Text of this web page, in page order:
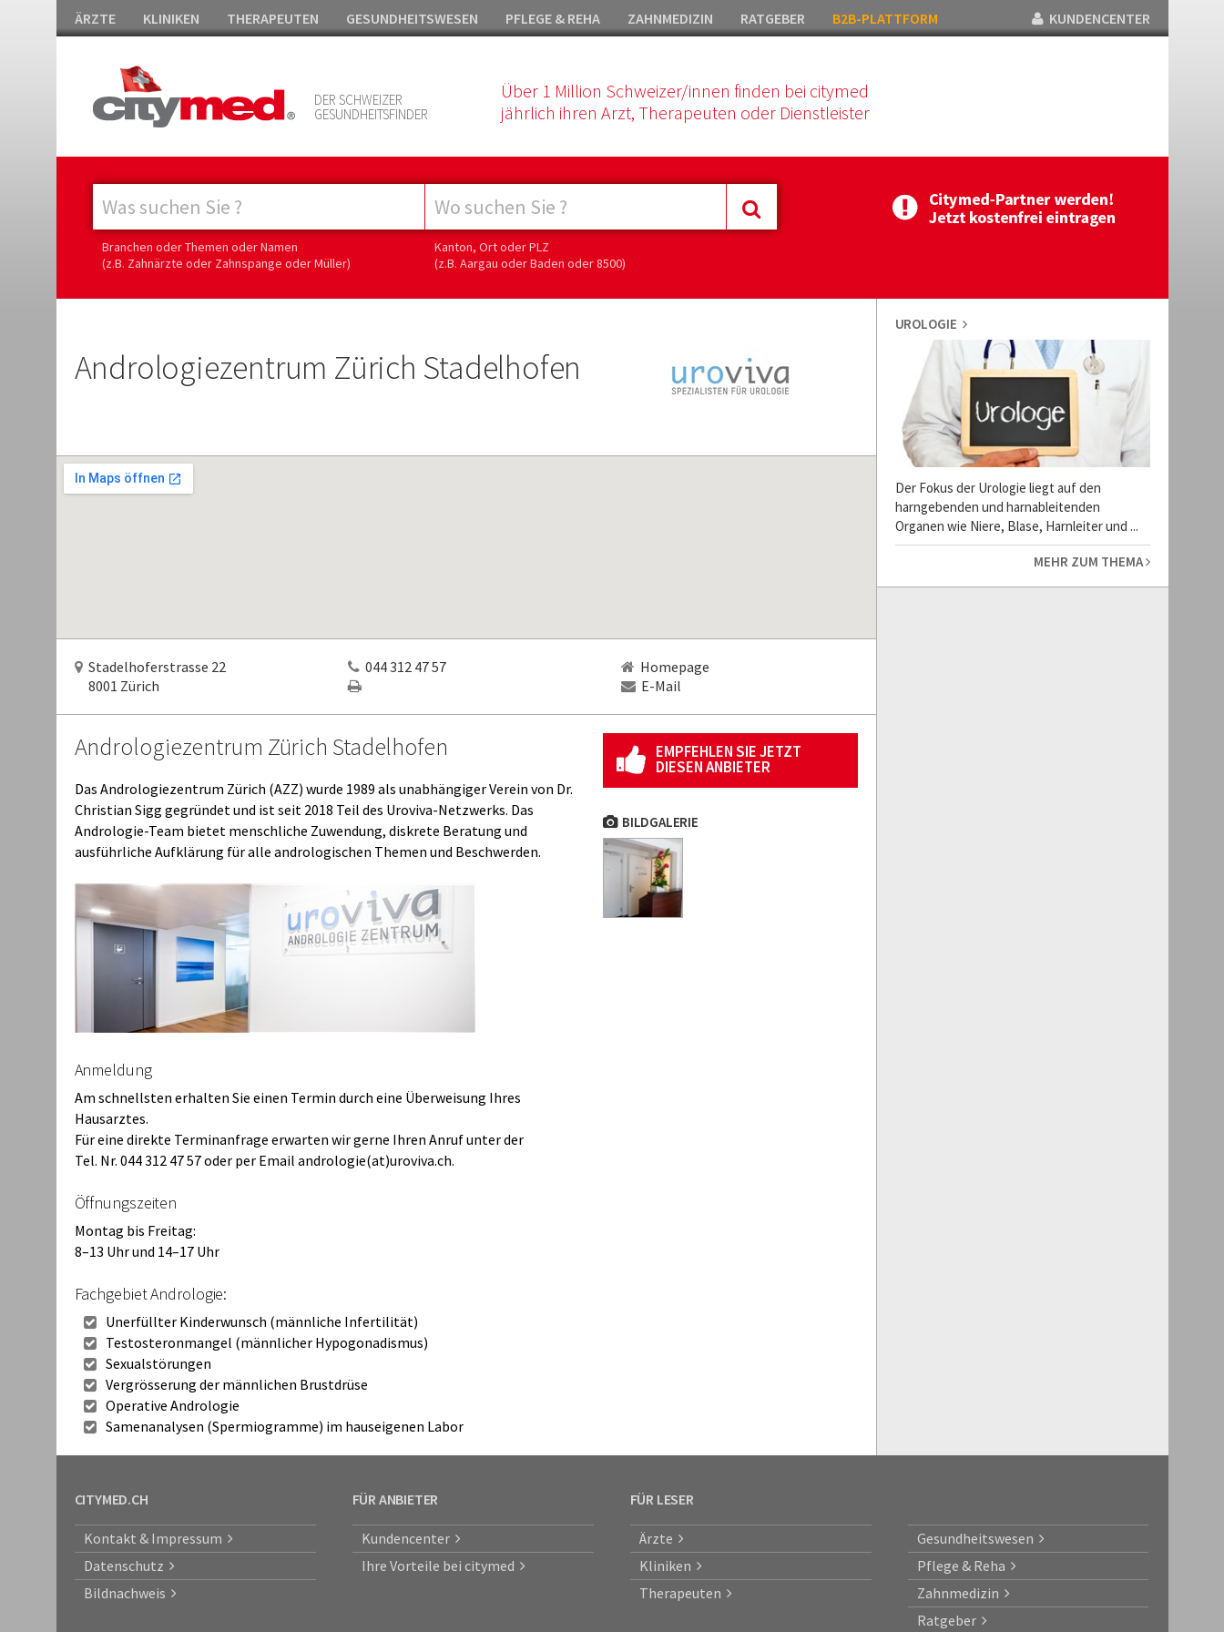
ÄRZTE KLINIKEN THERAPEUTEN GESUNDHEITSWESEN PFLEGE & REHA ZAHNMEDIZIN RATGEBER B2B-PLATTFORM KUNDENCENTER
DER SCHWEIZER
GESUNDHEITSFINDER
Über 1 Million Schweizer/innen finden bei citymed
jährlich ihren Arzt, Therapeuten oder Dienstleister
Branchen oder Themen oder Namen
(z.B. Zahnärzte oder Zahnspange oder Müller)
Kanton, Ort oder PLZ
(z.B. Aargau oder Baden oder 8500)
Andrologiezentrum Zürich Stadelhofen
Stadelhoferstrasse 22
8001 Zürich
044 312 47 57
Homepage
E-Mail
Andrologiezentrum Zürich Stadelhofen
Das Andrologiezentrum Zürich (AZZ) wurde 1989 als unabhängiger Verein von Dr.
Christian Sigg gegründet und ist seit 2018 Teil des Uroviva-Netzwerks. Das
Andrologie-Team bietet menschliche Zuwendung, diskrete Beratung und
ausführliche Aufklärung für alle andrologischen Themen und Beschwerden.
Anmeldung
Am schnellsten erhalten Sie einen Termin durch eine Überweisung Ihres
Hausarztes.
Für eine direkte Terminanfrage erwarten wir gerne Ihren Anruf unter der
Tel. Nr. 044 312 47 57 oder per Email andrologie(at)uroviva.ch.
Öffnungszeiten
Montag bis Freitag:
8–13 Uhr und 14–17 Uhr
Fachgebiet Andrologie:
Unerfüllter Kinderwunsch (männliche Infertilität)
Testosteronmangel (männlicher Hypogonadismus)
Sexualstörungen
Vergrösserung der männlichen Brustdrüse
Operative Andrologie
Samenanalysen (Spermiogramme) im hauseigenen Labor
EMPFEHLEN SIE JETZT
DIESEN ANBIETER
BILDGALERIE
UROLOGIE
Der Fokus der Urologie liegt auf den
harngebenden und harnableitenden
Organen wie Niere, Blase, Harnleiter und ...
MEHR ZUM THEMA
CITYMED.CH
Kontakt & Impressum
Datenschutz
Bildnachweis
FÜR ANBIETER
Kundencenter
Ihre Vorteile bei citymed
FÜR LESER
Ärzte
Kliniken
Therapeuten
Gesundheitswesen
Pflege & Reha
Zahnmedizin
Ratgeber